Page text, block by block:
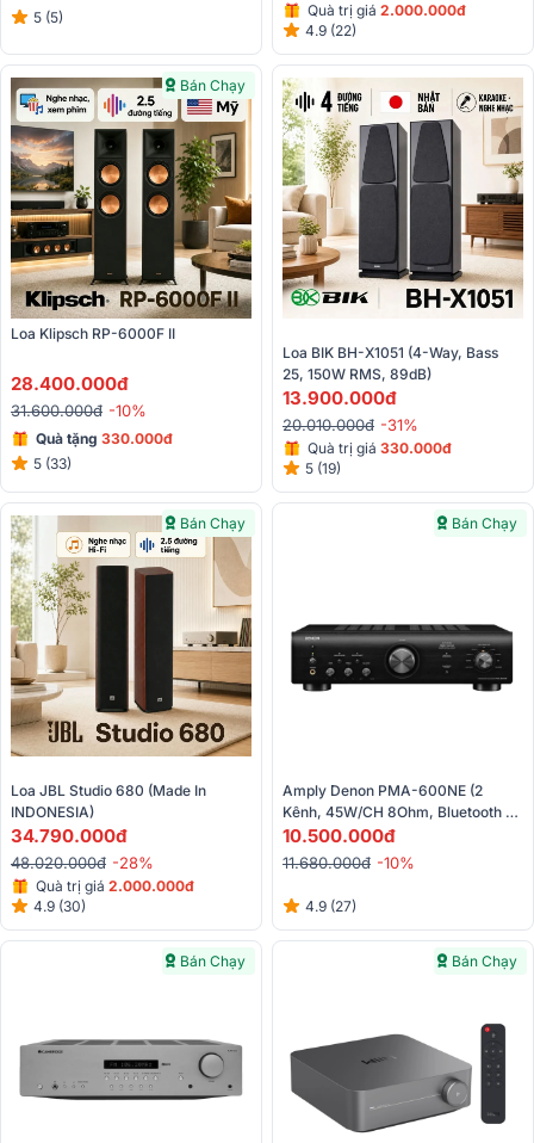
5 (5)
Quà trị giá 2.000.000đ
4.9 (22)
Bán Chạy
Loa Klipsch RP-6000F II
28.400.000đ
31.600.000đ -10%
Quà tặng 330.000đ
5 (33)
Loa BIK BH-X1051 (4-Way, Bass
25, 150W RMS, 89dB)
13.900.000đ
20.010.000đ -31%
Quà trị giá 330.000đ
5 (19)
Bán Chạy
Loa JBL Studio 680 (made In
INDONESIA)
34.790.000đ
48.020.000đ -28%
Quà trị giá 2.000.000đ
4.9 (30)
Bán Chạy
Amply Denon PMA-600NE (2
Kênh, 45W/CH 8Ohm, Bluetooth
4.2)
10.500.000đ
11.680.000đ -10%
4.9 (27)
Bán Chạy Bán Chạy